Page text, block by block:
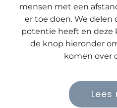
mensen met een
er toe doen. We delen
potentie heeft en deze
de knop hieronder
komen over
Lees